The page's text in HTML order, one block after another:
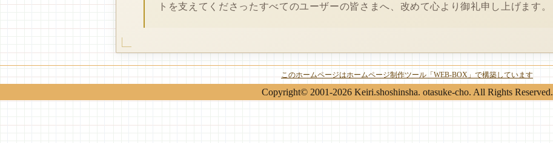
トを支えてくださったすべてのユーザーの皆さまへ、改めて心より御礼申し上げます。
このホームページはホームページ制作ツール「WEB-BOX」で構築しています
Copyright© 2001-2026 Keiri.shoshinsha. otasuke-cho. All Rights Reserved.